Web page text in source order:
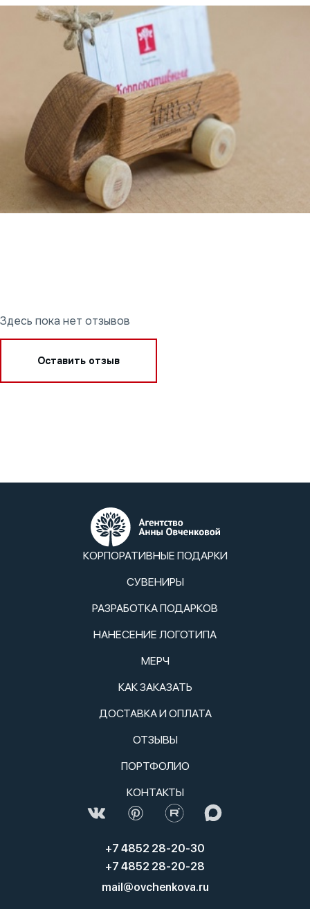
Здесь пока нет отзывов
Оставить отзыв
КОРПОРАТИВНЫЕ ПОДАРКИ
СУВЕНИРЫ
РАЗРАБОТКА ПОДАРКОВ
НАНЕСЕНИЕ ЛОГОТИПА
МЕРЧ
КАК ЗАКАЗАТЬ
ДОСТАВКА И ОПЛАТА
ОТЗЫВЫ
ПОРТФОЛИО
КОНТАКТЫ
+7 4852 28-20-30
+7 4852 28-20-28
mail@ovchenkova.ru